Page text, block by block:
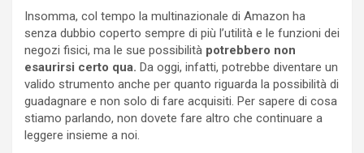
Insomma, col tempo la multinazionale di Amazon ha
senza dubbio coperto sempre di più l’utilità e le funzioni dei
negozi fisici, ma le sue possibilità potrebbero non
esaurirsi certo qua. Da oggi, infatti, potrebbe diventare un
valido strumento anche per quanto riguarda la possibilità di
guadagnare e non solo di fare acquisiti. Per sapere di cosa
stiamo parlando, non dovete fare altro che continuare a
leggere insieme a noi.